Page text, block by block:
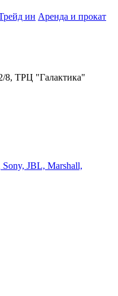
ин Аренда и прокат
8, ТРЦ "Галактика"